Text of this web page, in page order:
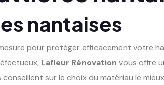
nantaises
pour protéger efficacement votre
Lafleur Rénovation vous offre
sur le choix du matériau le